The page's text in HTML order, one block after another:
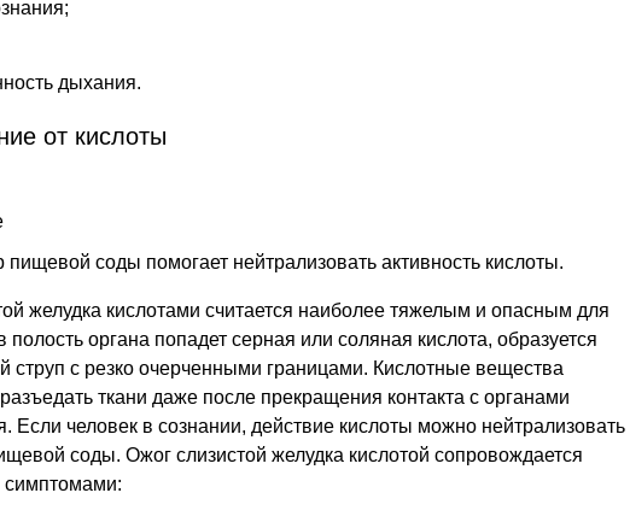
дыхания.
от кислоты
пищевой соды помогает нейтрализовать активность кислоты.
желудка кислотами считается наиболее тяжелым и опасным для
полость органа попадет серная или соляная кислота, образуется
струп с резко очерченными границами. Кислотные вещества
ткани даже после прекращения контакта с органами
Если человек в сознании, действие кислоты можно нейтрализовать
соды. Ожог слизистой желудка кислотой сопровождается